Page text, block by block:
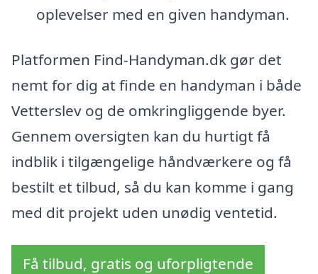
oplevelser med en given handyman.
Platformen Find-Handyman.dk gør det
nemt for dig at finde en handyman i både
Vetterslev og de omkringliggende byer.
Gennem oversigten kan du hurtigt få
indblik i tilgængelige håndværkere og få
bestilt et tilbud, så du kan komme i gang
med dit projekt uden unødig ventetid.
Få tilbud, gratis og uforpligtende